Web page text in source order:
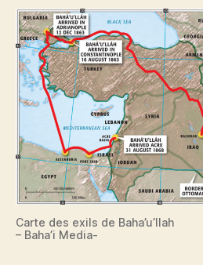
Carte des exils de Baha’u’llah
– Baha’i Media-